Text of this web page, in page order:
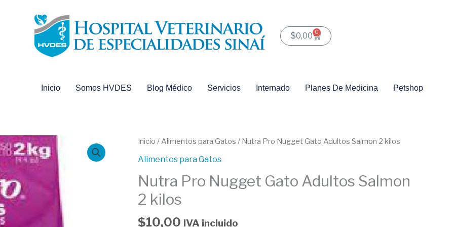
$0,00 0
Carrito
Inicio Somos HVDES Blog Médico Servicios Internado Planes De Medicina Petshop
Inicio /Alimentos para Gatos / Nutra Pro Nugget Gato Adultos Salmon 2 kilos
Alimentos para Gatos
Nutra Pro Nugget Gato Adultos Salmon
2 kilos
$10,00 IVA incluido
Nutra
Pro
Gato
Adultos
Salmon
2